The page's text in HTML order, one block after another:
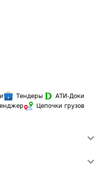
Тендеры
АТИ-Доки
Цепочки грузов